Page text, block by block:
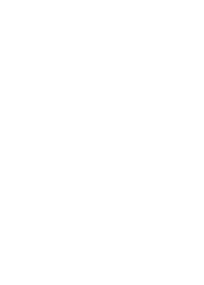
करा.
येथे क्लिक करा.